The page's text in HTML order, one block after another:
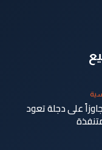
المائية: 454 تجاوزاً على دجلة تعود